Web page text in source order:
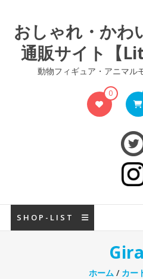
おしゃれ・かわ
通販サイト【
動物フィギュア・アニマル
0
S H O P - L I S T
ホーム / カー